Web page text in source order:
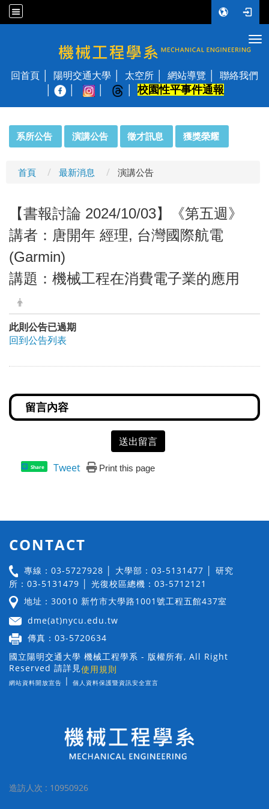
國立陽明交通大學 機械工程學系
回首頁 陽明交通大學 太空所 網站導覽
聯絡我們
校園性平事件通報
系所公告 演講公告 徵才訊息 獲獎榮耀
首頁 最新消息 演講公告
【書報討論 2024/10/03】《第五週》
講者：唐開年 經理, 台灣國際航電
(Garmin)
講題：機械工程在消費電子業的應用
此則公告已過期
回到公告列表
送出留言
Share Tweet Print this page
CONTACT
專線：03-5727928 │ 大學部：03-5131477 │ 研究
所：03-5131479 │ 光復校區總機：03-5712121
地址：30010 新竹市大學路1001號工程五館437室
dme(at)nycu.edu.tw
傳真：03-5720634
國立陽明交通大學 機械工程學系 - 版權所有, All Right
Reserved 請詳見使用規則
網站資料開放宣告 | 個人資料保護暨資訊安全宣言
造訪人次 : 10950926